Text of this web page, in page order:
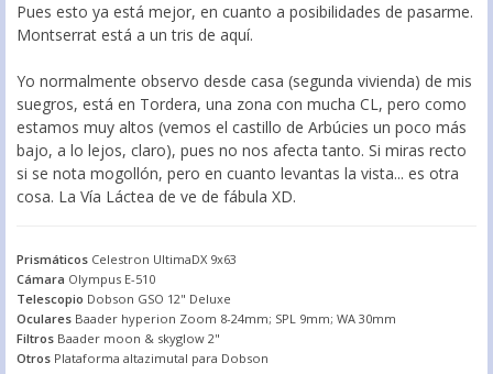
Pues esto ya está mejor, en cuanto a posibilidades de pasarme.
Montserrat está a un tris de aquí.
Yo normalmente observo desde casa (segunda vivienda) de mis
suegros, está en Tordera, una zona con mucha CL, pero como
estamos muy altos (vemos el castillo de Arbúcies un poco más
bajo, a lo lejos, claro), pues no nos afecta tanto. Si miras recto
si se nota mogollón, pero en cuanto levantas la vista... es otra
cosa. La Vía Láctea de ve de fábula XD.
Prismáticos Celestron UltimaDX 9x63
Cámara Olympus E-510
Telescopio Dobson GSO 12" Deluxe
Oculares Baader hyperion Zoom 8-24mm; SPL 9mm; WA 30mm
Filtros Baader moon & skyglow 2"
Otros Plataforma altazimutal para Dobson